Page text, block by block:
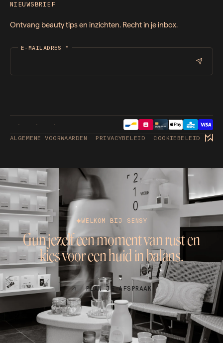
NIEUWSBRIEF
Ontvang beauty tips en inzichten. Recht in je inbox.
E-MAILADRES *
ALGEMENE VOORWAARDEN PRIVACYBELEID COOKIEBELEID
WELKOM BIJ SENSY
Gun jezelf een moment van rust en
kies voor een huid in balans.
PLAN JE AFSPRAAK